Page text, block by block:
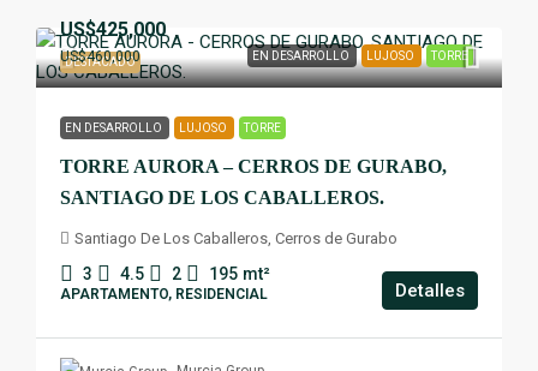
DESTACADO EN DESARROLLO LUJOSO TORRE
US$425,000
US$460,000
EN DESARROLLO LUJOSO TORRE
TORRE AURORA – CERROS DE GURABO,
SANTIAGO DE LOS CABALLEROS.
Santiago De Los Caballeros, Cerros de Gurabo
3 4.5 2 195 mt²
APARTAMENTO, RESIDENCIAL Detalles